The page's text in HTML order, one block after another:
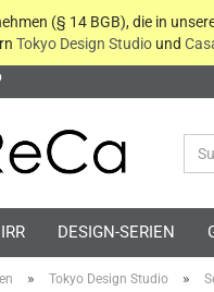
(§ 14 BGB), die in
Tokyo Design Studio und
DESIGN-SERIEN
» Tokyo Design Studio »